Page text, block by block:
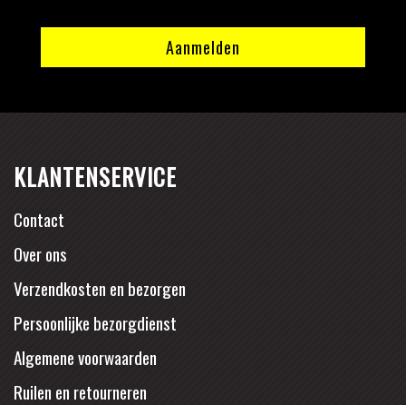
KLANTENSERVICE
Contact
Over ons
Verzendkosten en bezorgen
Persoonlijke bezorgdienst
Algemene voorwaarden
Ruilen en retourneren